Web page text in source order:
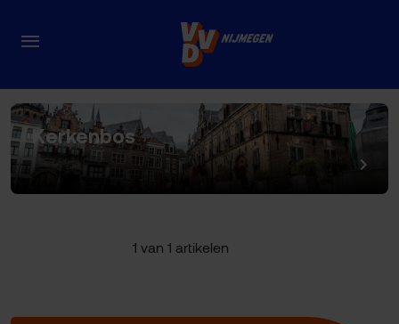
Kerkenbos
1 van 1 artikelen